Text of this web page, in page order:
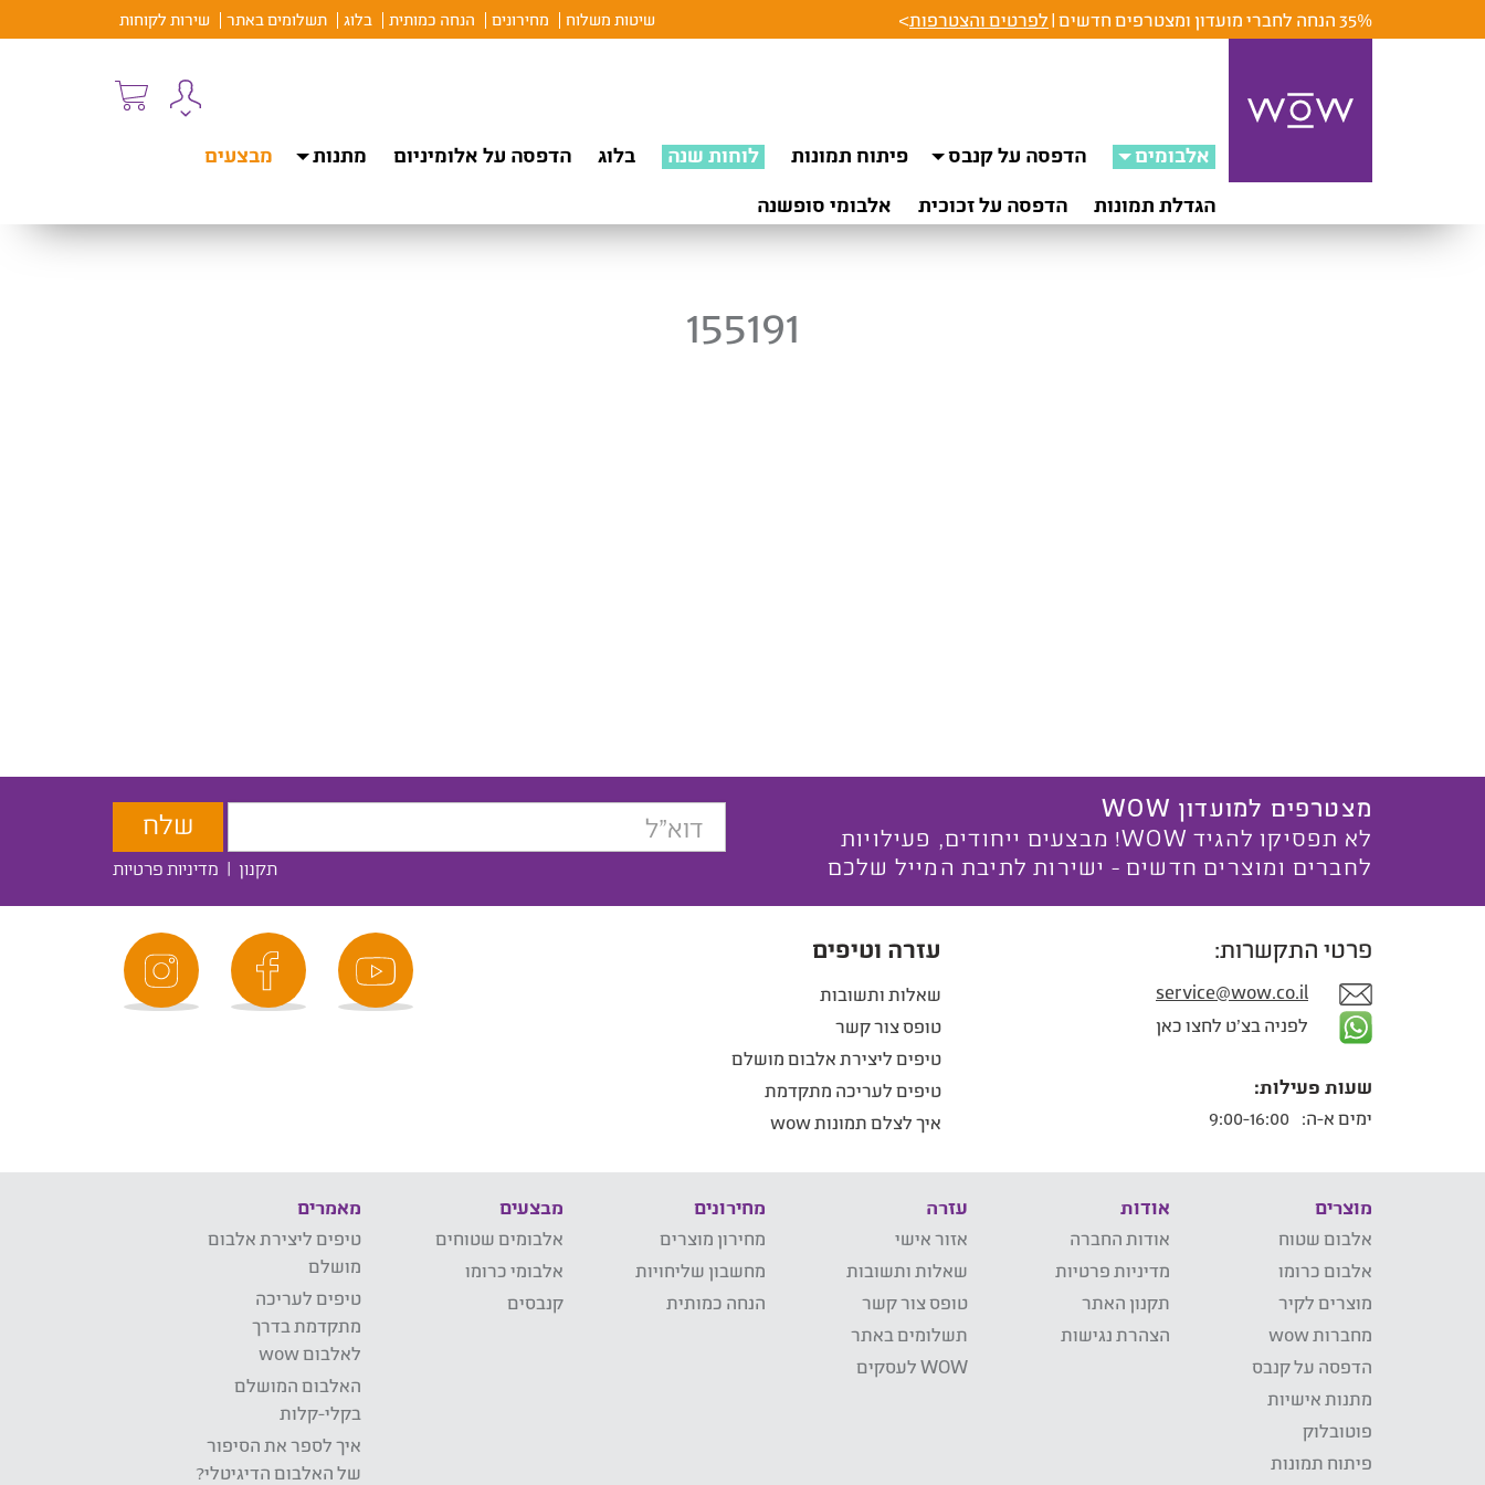
35% הנחה לחברי מועדון ומצטרפים חדשים | לפרטים והצטרפות> שיטות משלוח מחירונים הנחה כמותית בלוג תשלומים באתר שירות לקוחות
אלבומים הדפסה על קנבס פיתוח תמונות לוחות שנה בלוג הדפסה על אלומיניום מתנות
מבצעים
הגדלת תמונות
הדפסה על זכוכית אלבומי סופשנה
155191
מצטרפים למועדון WOW
לא תפסיקו להגיד WOW! מבצעים ייחודים, פעילויות
לחברים ומוצרים חדשים - ישירות לתיבת המייל שלכם
תקנון | מדיניות פרטיות
פרטי התקשרות:
service@wow.co.il
לפניה בצ'ט לחצו כאן
שעות פעילות:
ימים א-ה:
עזרה וטיפים
שאלות ותשובות
טופס צור קשר
טיפים ליצירת אלבום מושלם
טיפים לעריכה מתקדמת
איך לצלם תמונות wow
מוצרים
אלבום שטוח
אלבום כרומו
מוצרים לקיר
מחברות wow
הדפסה על קנבס
מתנות אישיות
פוטובלוק
פיתוח תמונות
אודות
אודות החברה
מדיניות פרטיות
תקנון האתר
הצהרת נגישות
עזרה
אזור אישי
שאלות ותשובות
טופס צור קשר
תשלומים באתר
WOW לעסקים
מחירונים
מחירון מוצרים
מחשבון שליחויות
הנחה כמותית
מבצעים
אלבומים שטוחים
אלבומי כרומו
קנבסים
מאמרים
טיפים ליצירת אלבום
מושלם
טיפים לעריכה
מתקדמת בדרך
לאלבום wow
האלבום המושלם
בקלי-קלות
איך לספר את הסיפור
של האלבום הדיגיטלי?